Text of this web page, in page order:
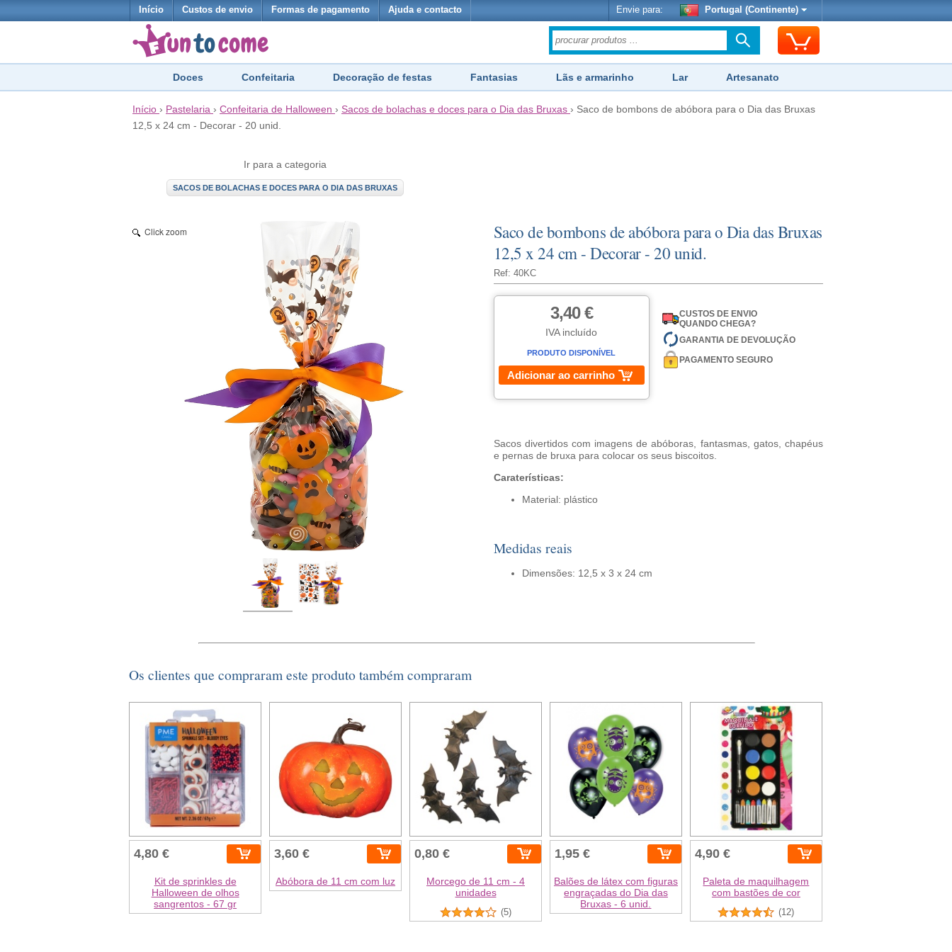
Início Custos de envio Formas de pagamento Ajuda e contacto Envie para: Portugal (Continente)
Doces Confeitaria Decoração de festas Fantasias Lãs e armarinho Lar Artesanato
Início › Pastelaria › Confeitaria de Halloween › Sacos de bolachas e doces para o Dia das Bruxas › Saco de bombons de abóbora para o Dia das Bruxas
12,5 x 24 cm - Decorar - 20 unid.
Ir para a categoria
SACOS DE BOLACHAS E DOCES PARA O DIA DAS BRUXAS
Saco de bombons de abóbora para o Dia das Bruxas
12,5 x 24 cm - Decorar - 20 unid.
Ref: 40KC
Click zoom
3,40 €
IVA incluído
PRODUTO DISPONÍVEL
Adicionar ao carrinho
CUSTOS DE ENVIO
QUANDO CHEGA?
GARANTIA DE DEVOLUÇÃO
PAGAMENTO SEGURO
Sacos divertidos com imagens de abóboras, fantasmas, gatos, chapéus
e pernas de bruxa para colocar os seus biscoitos.
Caraterísticas:
Material: plástico
Medidas reais
Dimensões: 12,5 x 3 x 24 cm
Os clientes que compraram este produto também compraram
4,80 €
Kit de sprinkles de
Halloween de olhos
sangrentos - 67 gr
3,60 €
Abóbora de 11 cm com luz
0,80 €
Morcego de 11 cm - 4
unidades
(5)
1,95 €
Balões de látex com figuras
engraçadas do Dia das
Bruxas - 6 unid.
4,90 €
Paleta de maquilhagem
com bastões de cor
(12)